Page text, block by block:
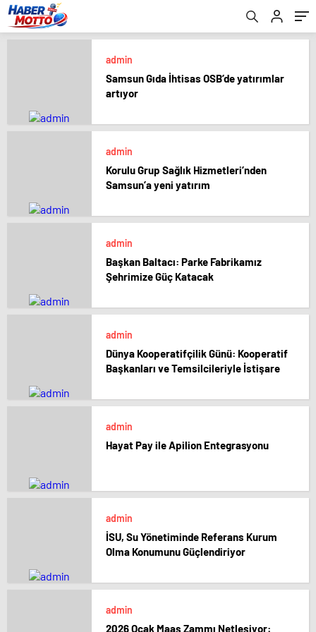
admin
Samsun Gıda İhtisas OSB’de yatırımlar
artıyor
admin
Korulu Grup Sağlık Hizmetleri’nden
Samsun’a yeni yatırım
admin
Başkan Baltacı: Parke Fabrikamız
Şehrimize Güç Katacak
admin
Dünya Kooperatifçilik Günü: Kooperatif
Başkanları ve Temsilcileriyle İstişare
admin
Hayat Pay ile Apilion Entegrasyonu
admin
İSU, Su Yönetiminde Referans Kurum
Olma Konumunu Güçlendiriyor
admin
2026 Ocak Maaş Zammı Netleşiyor: